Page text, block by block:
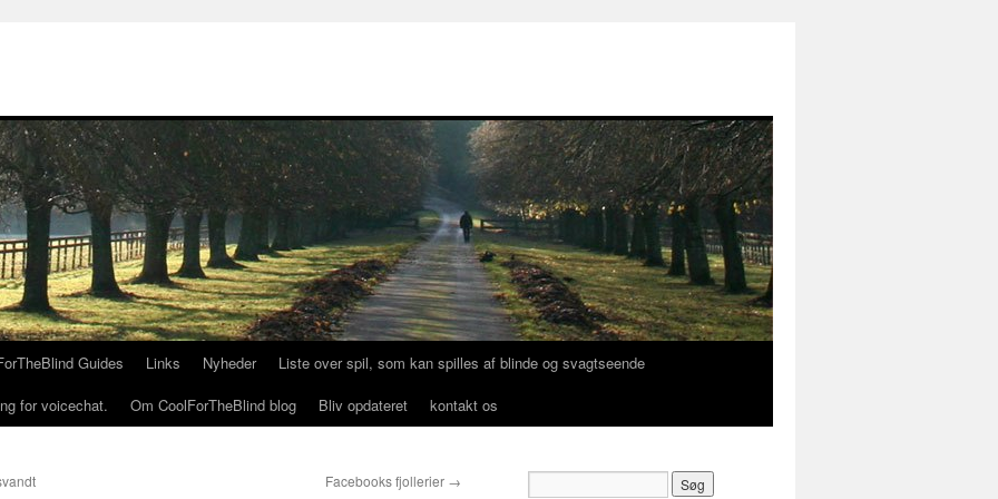
Guides Links Nyheder
Liste over spil, som kan spilles af blinde og svagtseende
for voicechat.
Om CoolForTheBlind blog Bliv opdateret kontakt os
Facebooks fjollerier →